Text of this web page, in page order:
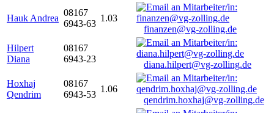
Hauk Andrea
08167
6943-63
1.03
finanzen@vg-zolling.de
Hilpert
Diana
08167
6943-23
diana.hilpert@vg-zolling.de
Hoxhaj
Qendrim
08167
6943-53
1.06
qendrim.hoxhaj@vg-zolling.de